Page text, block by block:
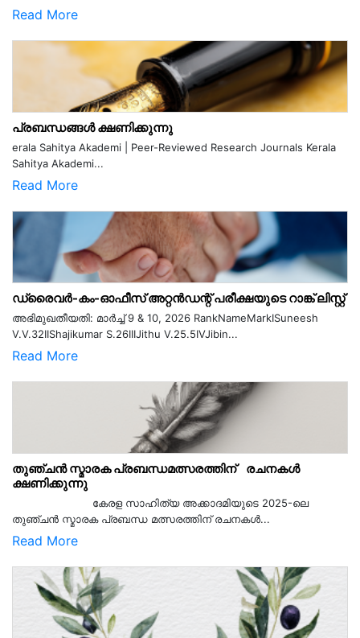
Read More
പ്രബന്ധങ്ങൾ ക്ഷണിക്കുന്നു
erala Sahitya Akademi | Peer-Reviewed Research Journals Kerala
Sahitya Akademi...
Read More
ഡ്രൈവർ-കം-ഓഫീസ് അറ്റൻഡന്റ് പരീക്ഷയുടെ റാങ്ക് ലിസ്റ്റ്
അഭിമുഖതീയതി: മാർച്ച് 9 & 10, 2026 RankNameMarkISuneesh
V.V.32IIShajikumar S.26IIIJithu V.25.5IVJibin...
Read More
തുഞ്ചൻ സ്മാരക പ്രബന്ധമത്സരത്തിന് രചനകൾ
ക്ഷണിക്കുന്നു
കേരള സാഹിത്യ അക്കാദമിയുടെ 2025-ലെ
തുഞ്ചൻ സ്മാരക പ്രബന്ധ മത്സരത്തിന് രചനകൾ...
Read More